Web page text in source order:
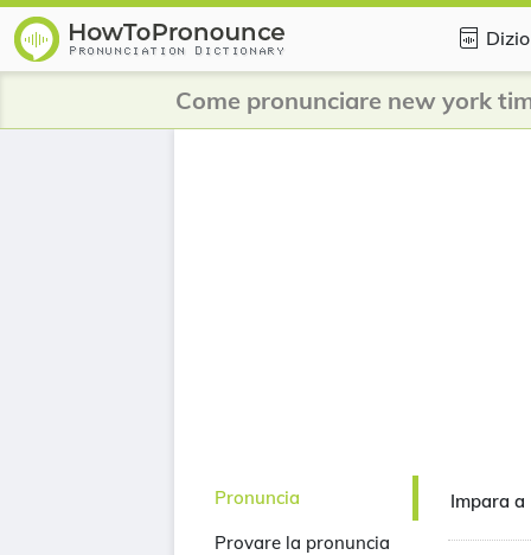
Come pronunciare new york
Pronuncia
Provare la pronuncia
Impara a